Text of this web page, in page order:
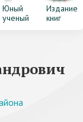
Юный
ученый
Издание
книг